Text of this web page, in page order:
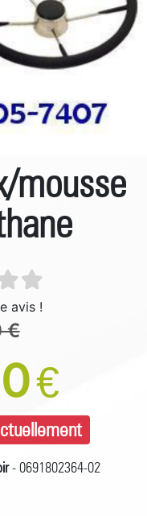
mousse
avis !
€
€
- 0691802364-02